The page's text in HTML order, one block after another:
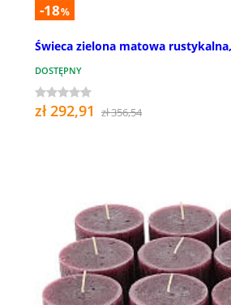
-18%
Świeca zielona matowa
DOSTĘPNY
zł 292,91 zł 356,54